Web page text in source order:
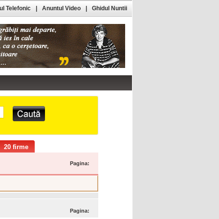
20 firme
Pagina:
Pagina:
Telefonic Anuntul Video Ghidul Nuntii